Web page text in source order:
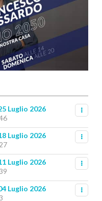
Luglio 2026
Luglio 2026
Luglio 2026
Luglio 2026